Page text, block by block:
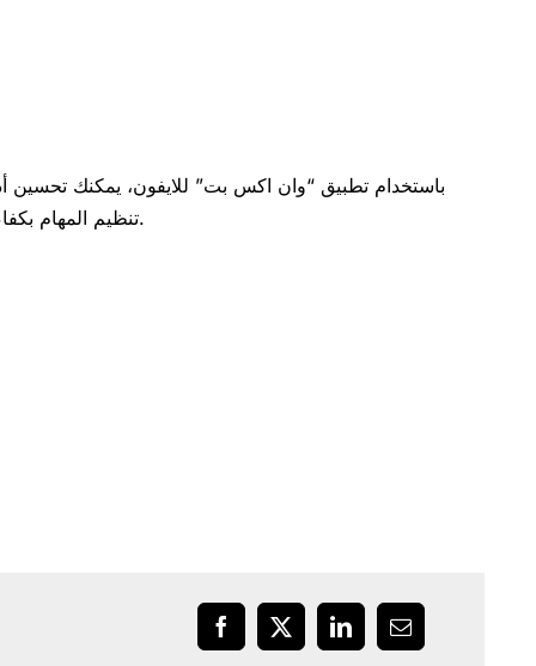
باستخدام تطبيق “وان اكس بت” للايفون، يمكنك تحسين
تنظيم المهام بكفاءة وإدارة الوقت بصورة أفضل. إذا كنت تبحث عن وسيلة لتحسين تجربتك في استخدام الايفون، فإن “وان اكس بت” هو الخيار الأمثل.
Facebook
X LinkedInEmail